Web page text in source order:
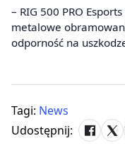
– RIG 500 PRO
metalowe
odporność na
Tagi: News
Udostępnij: